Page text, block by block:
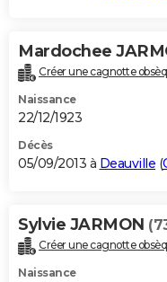
Mardochee
Créer une cagnotte
Naissance
22/12/1923
Décès
05/09/2013 à Deauville (
Sylvie JARMON
Créer une cagnotte
Naissance